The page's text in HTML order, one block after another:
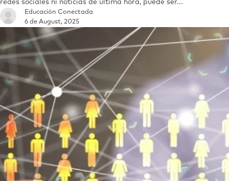
redes sociales ni noticias de última hora, puede ser...
Educación Conectada
6 de August, 2025